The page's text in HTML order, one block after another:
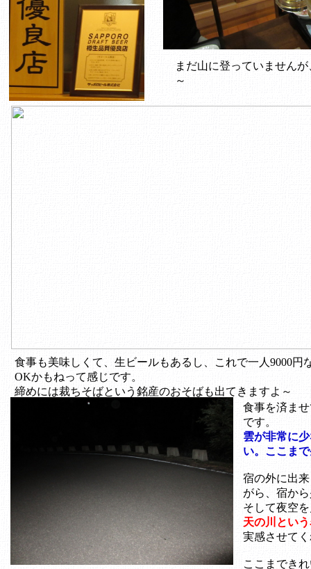
食事を済ま
です。
雲が非常に
い。ここま
宿の外に出
がら、宿か
そして夜空
天の川とい
実感させて
ここまでき
まだ山に登っていません
～
食事も美味しくて、生ビールもあるし、これで一人9000円
OKかもねって感じです。
締めには裁ちそばという銘産のおそばも出てきますよ～